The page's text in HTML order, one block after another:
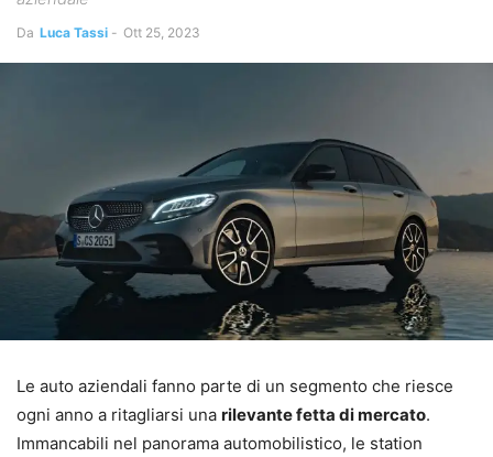
Da Luca Tassi - Ott 25, 2023
Le auto aziendali fanno parte di un segmento che riesce
ogni anno a ritagliarsi una rilevante fetta di mercato.
Immancabili nel panorama automobilistico, le station